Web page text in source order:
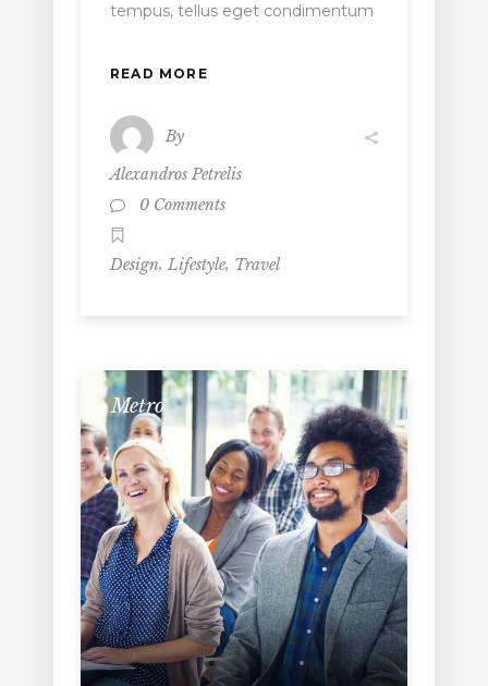
tempus, tellus eget condimentum
READ MORE
By
Alexandros Petrelis
0 Comments
Design, Lifestyle, Travel
Metro